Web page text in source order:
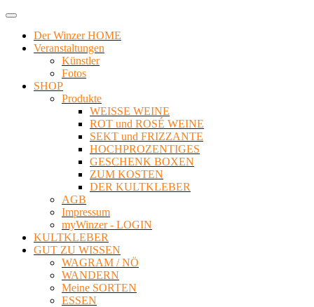
Der Winzer HOME
Veranstaltungen
Künstler
Fotos
SHOP
Produkte
WEISSE WEINE
ROT und ROSÉ WEINE
SEKT und FRIZZANTE
HOCHPROZENTIGES
GESCHENK BOXEN
ZUM KOSTEN
DER KULTKLEBER
AGB
Impressum
myWinzer - LOGIN
KULTKLEBER
GUT ZU WISSEN
WAGRAM / NÖ
WANDERN
Meine SORTEN
ESSEN